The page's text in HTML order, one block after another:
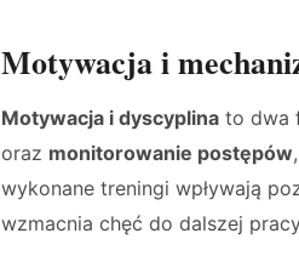
Motywacja i
Motywacja i dyscyplina to dwa
oraz monitorowanie postępów
wykonane treningi wpływają
wzmacnia chęć do dalszej